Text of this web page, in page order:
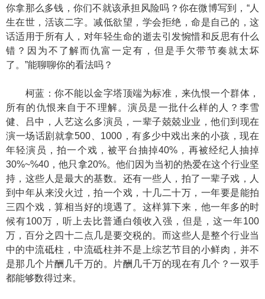
你拿那么多钱，你们不就该承担风险吗？你在微博写到，“人
生在世，活该二字。减低欲望，学会拒绝，命是自己的，这
话适用于所有人，对年轻生命的逝去引发惋惜和反思有什么
错？因为不了解而仇富一定有，但是手欠带节奏就太坏
了。”能聊聊你的看法吗？
柯蓝：你不能以金字塔顶端为标准，来仇恨一个群体，
所有的仇恨来自于不理解。演员是一批什么样的人？李雪
健、吕中，人艺这么多演员，一辈子兢兢业业，他们到现在
演一场话剧就拿500、1000，有多少中戏出来的小孩，现在
年轻演员，拍一个戏，被平台抽掉40%，再被经纪人抽掉
30%~%40，他只拿20%。他们因为当初的热爱在这个行业坚
持，这些人是最大的基数。还有一些人，拍了一辈子戏，人
到中年从来没火过，拍一个戏，十几二十万，一年要是能拍
三四个戏，算相当好的境遇了。这样算下来，他一年多的时
候有100万，听上去比普通白领收入强，但是，这一年100
万，百分之四十二点几是要交税的。而这些人是整个行业当
中的中流砥柱，中流砥柱并不是上综艺节目的小鲜肉，并不
是那几个片酬几千万的。片酬几千万的现在有几个？一双手
都能够数得过来。